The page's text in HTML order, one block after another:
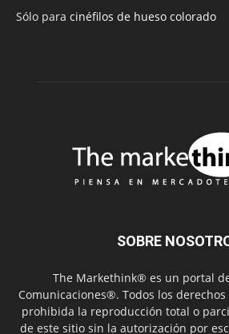
Sólo para cinéfilos de hueso colorado
SOBRE
The Markethink® es un portal
Comunicaciones®. Todos los
prohibida la reproducción total o
de este sitio sin la autorización por